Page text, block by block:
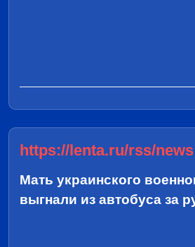
https://lenta.ru/rss/news
Мать украинского
выгнали из автобуса за